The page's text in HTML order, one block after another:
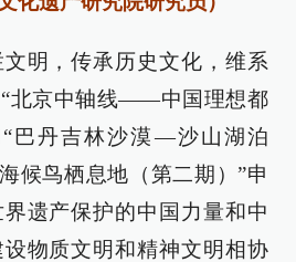
明，传承历史文化，维系
“北京中轴线——中国理想都
巴丹吉林沙漠—沙山湖泊
候鸟栖息地（第二期）”申
遗产保护的中国力量和中
物质文明和精神文明相协